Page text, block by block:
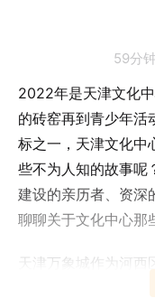
59分钟
2022年是天津文化
的砖窑再到青少年活
标之一，天津文化中
些不为人知的故事呢
建设的亲历者、资深
聊聊关于文化中心那
天津万象城作为河
津图书馆，天津博